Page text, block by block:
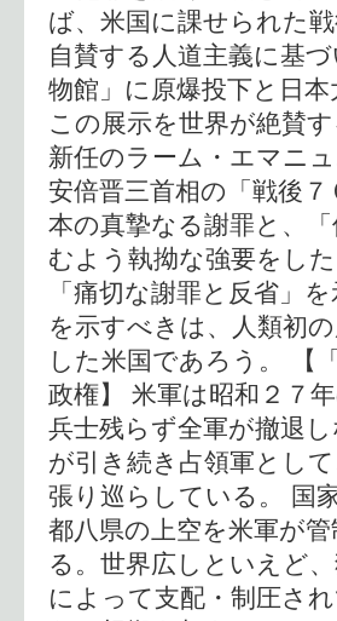
ば、米国に課せられた
自賛する人道主義に基
物館」に原爆投下と日
この展示を世界が絶賛
新任のラーム・エマニ
安倍晋三首相の「戦後
本の真摯なる謝罪と、
むよう執拗な強要をし
「痛切な謝罪と反省」
を示すべきは、人類初
した米国であろう。 【
政権】 米軍は昭和２７
兵士残らず全軍が撤退
が引き続き占領軍とし
張り巡らしている。 国
都八県の上空を米軍が
る。世界広しといえど
によって支配・制圧さ